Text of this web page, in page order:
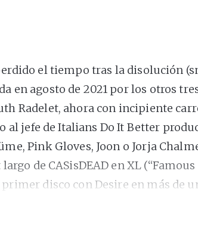
el tiempo tras la disolución
en agosto de 2021 por los otros
Radelet, ahora con incipiente
al jefe de Italians Do It Better
Pink Gloves, Joon o Jorja
de CASisDEAD en XL
disco con Desire en más de